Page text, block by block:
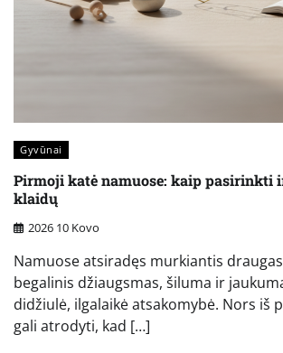
Gyvūnai
Pirmoji katė namuose: kaip pasirinkti
klaidų
2026 10 Kovo
Namuose atsiradęs murkiantis
begalinis džiaugsmas, šiluma ir
didžiulė, ilgalaikė atsakomybė. Nors iš
gali atrodyti, kad […]